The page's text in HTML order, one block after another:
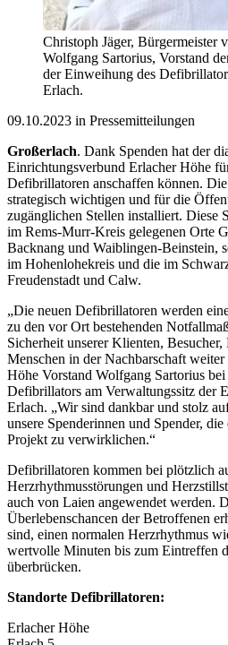
Christoph Jäger, Bürgermeister
Wolfgang Sartorius, Vorstand
der Einweihung des
Erlach.
09.10.2023 in Pressemitteilungen
Großerlach. Dank Spenden hat der
Einrichtungsverbund Erlacher Höhe
Defibrillatoren anschaffen können.
strategisch wichtigen und für die
zugänglichen Stellen installiert. Diese
im Rems-Murr-Kreis gelegenen Orte
Backnang und Waiblingen-Beinstein,
im Hohenlohekreis und die im
Freudenstadt und Calw.
„Die neuen Defibrillatoren werden
zu den vor Ort bestehenden
Sicherheit unserer Klienten,
Menschen in der Nachbarschaft weiter
Höhe Vorstand Wolfgang Sartorius
Defibrillators am Verwaltungssitz der
Erlach. „Wir sind dankbar und stolz
unsere Spenderinnen und Spender,
Projekt zu verwirklichen.“
Defibrillatoren kommen bei plötzlich
Herzrhythmusstörungen und
auch von Laien angewendet werden.
Überlebenschancen der Betroffenen
sind, einen normalen Herzrhythmus
wertvolle Minuten bis zum Eintreffen
überbrücken.
Standorte Defibrillatoren:
Erlacher Höhe